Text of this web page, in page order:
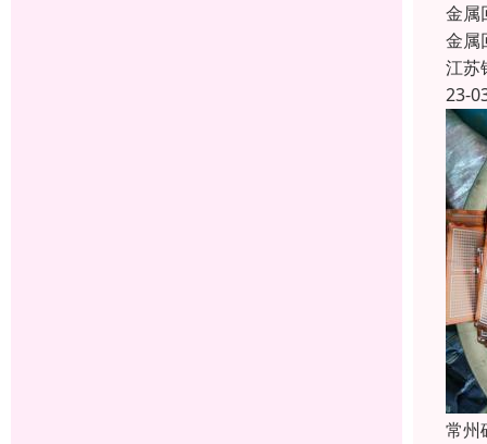
金属
金属
江苏
23-
常州